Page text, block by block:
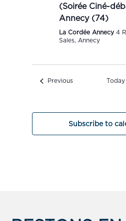
(Soirée Ciné-
Annecy (74)
La Cordée Annecy4
Sales, Annecy
PreviousEvents Today
Subscribe to